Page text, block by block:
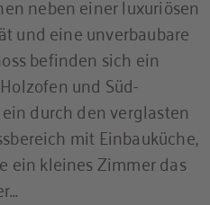
und eine unverbaubare
befinden sich ein
und Süd-
durch den verglasten
mit Einbauküche,
ein kleines Zimmer das